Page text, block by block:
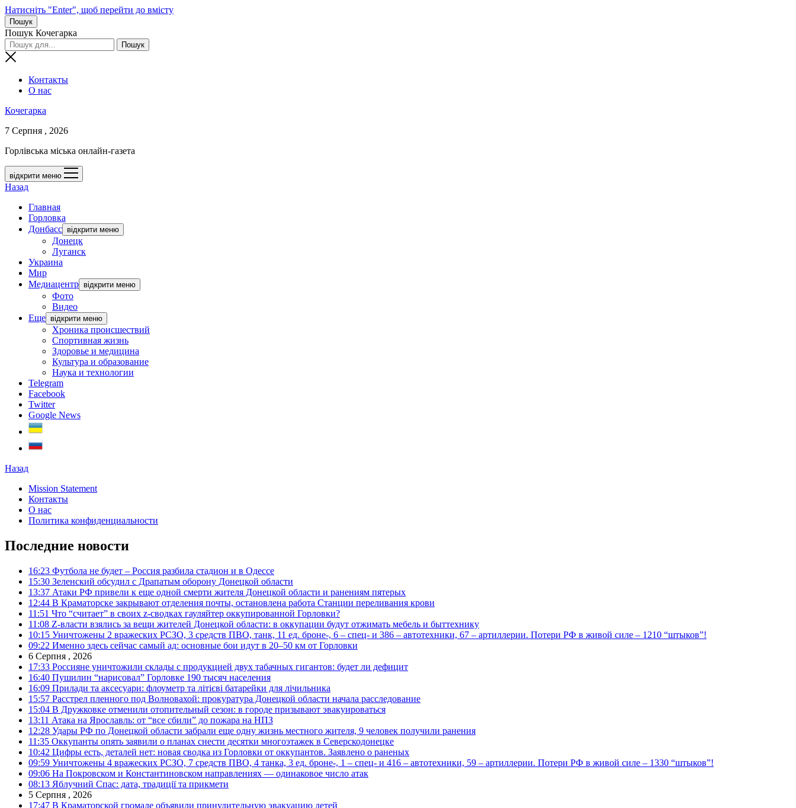
Натисніть "Enter", щоб перейти до вмісту
Пошук
Пошук Кочегарка
Контакты
О нас
Кочегарка
7 Серпня , 2026
Горлівська міська онлайн-газета
відкрити меню
Назад
Главная
Горловка
Донбасс відкрити меню
Донецк
Луганск
Украина
Мир
Медиацентр відкрити меню
Фото
Видео
Еще відкрити меню
Хроника происшествий
Спортивная жизнь
Здоровье и медицина
Культура и образование
Наука и технологии
Telegram
Facebook
Twitter
Google News
Назад
Mission Statement
Контакты
О нас
Политика конфиденциальности
Последние новости
16:23 Футбола не будет – Россия разбила стадион и в Одессе
15:30 Зеленский обсудил с Драпатым оборону Донецкой области
13:37 Атаки РФ привели к еще одной смерти жителя Донецкой области и ранениям пятерых
12:44 В Краматорске закрывают отделения почты, остановлена работа Станции переливания крови
11:51 Что “считает” в своих z-сводках гауляйтер оккупированной Горловки?
11:08 Z-власти взялись за вещи жителей Донецкой области: в оккупации будут отжимать мебель и быттехнику
10:15 Уничтожены 2 вражеских РСЗО, 3 средств ПВО, танк, 11 ед. броне-, 6 – спец- и 386 – автотехники, 67 – артиллерии. Потери РФ в живой силе – 1210 “штыков”!
09:22 Именно здесь сейчас самый ад: основные бои идут в 20–50 км от Горловки
6 Серпня , 2026
17:33 Россияне уничтожили склады с продукцией двух табачных гигантов: будет ли дефицит
16:40 Пушилин “нарисовал” Горловке 190 тысяч населения
16:09 Прилади та аксесуари: флоуметр та літієві батарейки для лічильника
15:57 Расстрел пленного под Волновахой: прокуратура Донецкой области начала расследование
15:04 В Дружковке отменили отопительный сезон: в городе призывают эвакуироваться
13:11 Атака на Ярославль: от “все сбили” до пожара на НПЗ
12:28 Удары РФ по Донецкой области забрали еще одну жизнь местного жителя, 9 человек получили ранения
11:35 Оккупанты опять заявили о планах снести десятки многоэтажек в Северскодонецке
10:42 Цифры есть, деталей нет: новая сводка из Горловки от оккупантов. Заявлено о раненых
09:59 Уничтожены 4 вражеских РСЗО, 7 средств ПВО, 4 танка, 3 ед. броне-, 1 – спец- и 416 – автотехники, 59 – артиллерии. Потери РФ в живой силе – 1330 “штыков”!
09:06 На Покровском и Константиновском направлениях — одинаковое число атак
08:13 Яблучний Спас: дата, традиції та прикмети
5 Серпня , 2026
17:47 В Краматорской громаде объявили принудительную эвакуацию детей